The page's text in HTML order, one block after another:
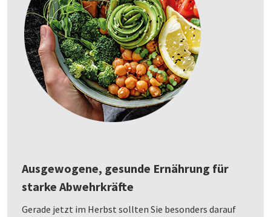
Ausgewogene, gesunde Ernährung für
starke Abwehrkräfte
Gerade jetzt im Herbst sollten Sie besonders darauf